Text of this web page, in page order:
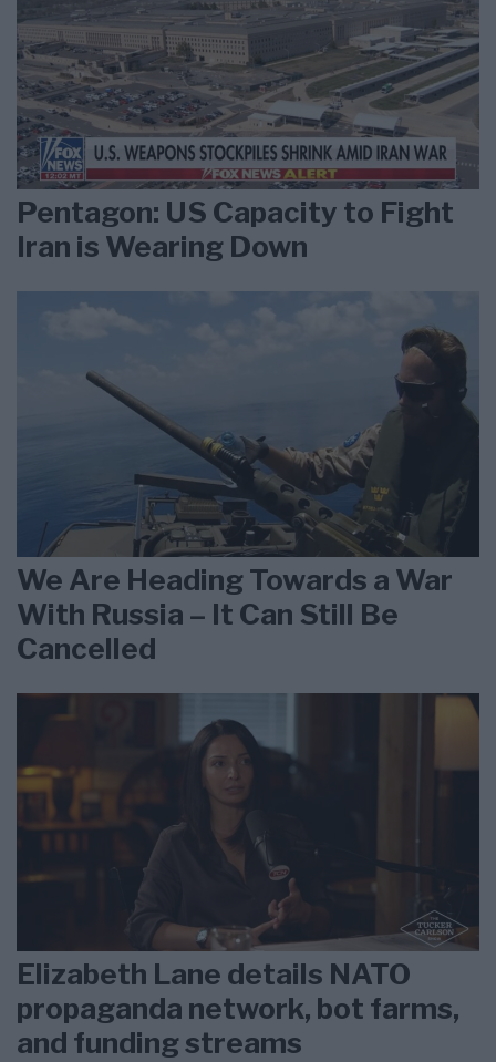
Pentagon: US Capacity to Fight
Iran is Wearing Down
We Are Heading Towards a War
With Russia – It Can Still Be
Cancelled
Elizabeth Lane details NATO
propaganda network, bot farms,
and funding streams